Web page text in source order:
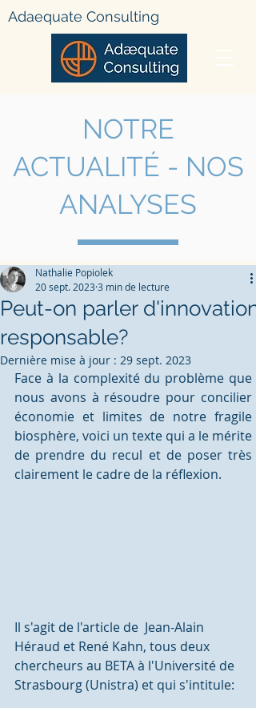
Adaequate Consulting
NOTRE
ACTUALITÉ - NOS
ANALYSES
Peut-on parler d'innovation
responsable?
Nathalie Popiolek
20 sept. 2023 3 min de lecture
Dernière mise à jour : 29 sept. 2023
Face à la complexité du problème que
nous avons à résoudre pour concilier
économie et limites de notre fragile
biosphère, voici un texte qui a le mérite
de prendre du recul et de poser très
clairement le cadre de la réflexion.
Il s'agit de l'article de  Jean-Alain
Héraud et René Kahn, tous deux
chercheurs au BETA à l'Université de
Strasbourg (Unistra) et qui s'intitule: